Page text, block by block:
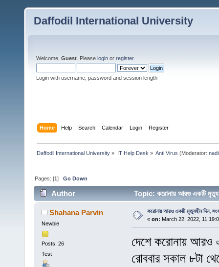
Daffodil International University
Welcome, Guest . Please login or register.
Login with username, password and session length
Home Help Search Calendar Login Register
Daffodil International University » IT Help Desk » Anti Virus (Moderator:
Pages: [1]Go Down
Author Topic: করোনায় আরও একটি
Shahana Parvin
Newbie
Posts: 26
Test
করোনায় আরও একটি মৃত্যুহীন দিন,
« on: March 22, 2022,
দেশে করোনায় আরও
রোববার সকাল ৮টা